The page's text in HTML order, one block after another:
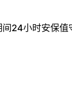
24小时安保